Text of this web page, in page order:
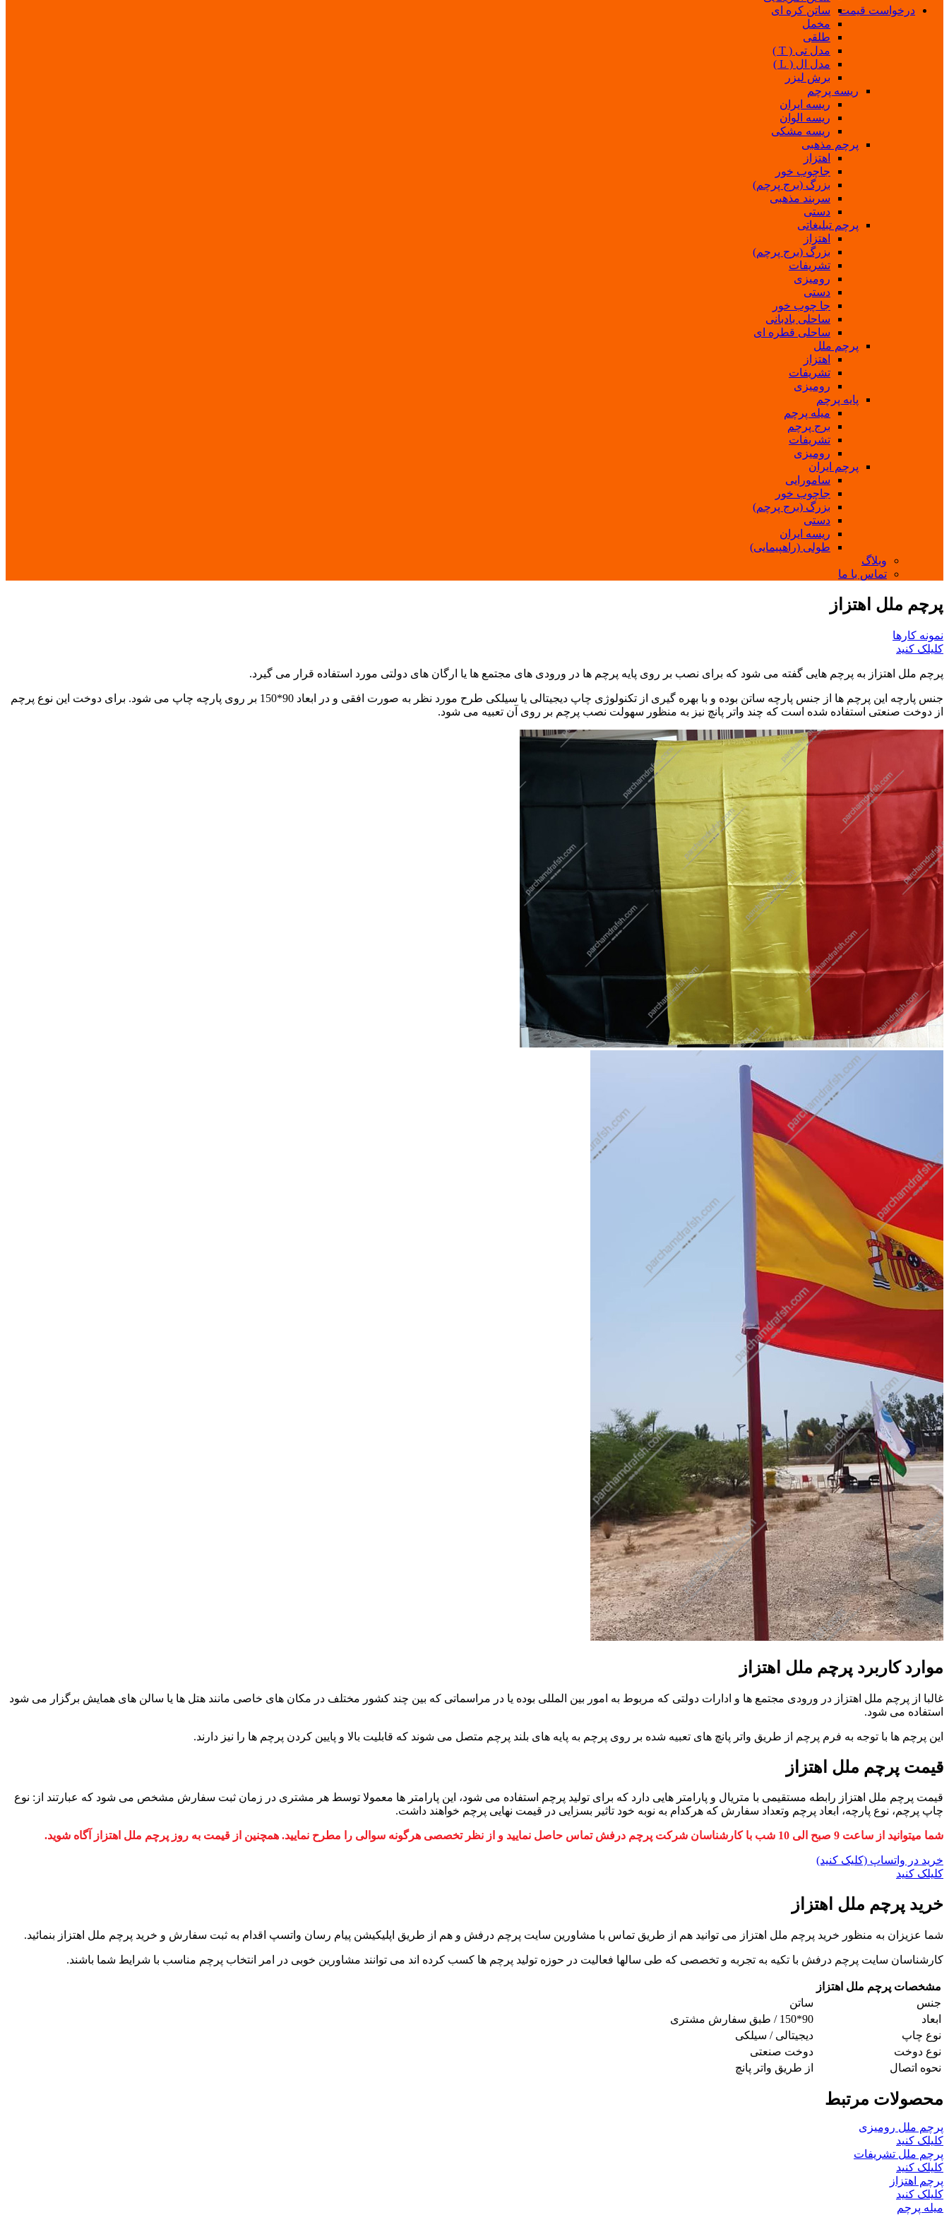
درخواست قیمت
ساتن کره ای
مخمل
طلقی
مدل تی ( T )
مدل ال ( L )
برش لیزر
ریسه پرچم
ریسه ایران
ریسه الوان
ریسه مشکی
پرچم مذهبی
اهتزاز
جاچوب خور
بزرگ (برج پرچم)
سربند مذهبی
دستی
پرچم تبلیغاتی
اهتزاز
بزرگ (برج پرچم)
تشریفات
رومیزی
دستی
جا چوب خور
ساحلی بادبانی
ساحلی قطره ای
پرچم ملل
اهتزاز
تشریفات
رومیزی
پایه پرچم
میله پرچم
برج پرچم
تشریفات
رومیزی
پرچم ایران
سامورایی
جاچوب خور
بزرگ (برج پرچم)
دستی
ریسه ایران
طولی (راهپیمایی)
وبلاگ
تماس با ما
پرچم ملل اهتزاز
نمونه کارها
کلیلک کنید
پرچم ملل اهتزاز به پرچم هایی گفته می شود که برای نصب بر روی پایه پرچم ها در ورودی های مجتمع ها یا ارگان های دولتی مورد استفاده قرار می گیرد.
جنس پارچه این پرچم ها از جنس پارچه ساتن بوده و با بهره گیری از تکنولوژی چاپ دیجیتالی یا سیلکی طرح مورد نظر به صورت افقی و در ابعاد 90*150 بر روی پارچه چاپ می شود. برای دوخت این نوع پرچم
از دوخت صنعتی استفاده شده است که چند واتر پانچ نیز به منظور سهولت نصب پرچم بر روی آن تعبیه می شود.
موارد کاربرد پرچم ملل اهتزاز
غالبا از پرچم ملل اهتزاز در ورودی مجتمع ها و ادارات دولتی که مربوط به امور بین المللی بوده یا در مراسماتی که بین چند کشور مختلف در مکان های خاصی مانند هتل ها یا سالن های همایش برگزار می شود
استفاده می شود.
این پرچم ها با توجه به فرم پرچم از طریق واتر پانچ های تعبیه شده بر روی پرچم به پایه های بلند پرچم متصل می شوند که قابلیت بالا و پایین کردن پرچم ها را نیز دارند.
قیمت پرچم ملل اهتزاز
قیمت پرچم ملل اهتزاز رابطه مستقیمی با متریال و پارامتر هایی دارد که برای تولید پرچم استفاده می شود، این پارامتر ها معمولا توسط هر مشتری در زمان ثبت سفارش مشخص می شود که عبارتند از: نوع
چاپ پرچم، نوع پارچه، ابعاد پرچم وتعداد سفارش که هرکدام به نوبه خود تاثیر بسزایی در قیمت نهایی پرچم خواهند داشت.
شما میتوانید از ساعت 9 صبح الی 10 شب با کارشناسان شرکت پرچم درفش تماس حاصل نمایید و از نظر تخصصی هرگونه سوالی را مطرح نمایید. همچنین از قیمت به روز پرچم ملل اهتزاز آگاه شوید.
خرید در واتساپ (کلیک کنید)
کلیلک کنید
خرید پرچم ملل اهتزاز
شما عزیزان به منظور خرید پرچم ملل اهتزاز می توانید هم از طریق تماس با مشاورین سایت پرچم درفش و هم از طریق اپلیکیشن پیام رسان واتسپ اقدام به ثبت سفارش و خرید پرچم ملل اهتزاز بنمائید.
کارشناسان سایت پرچم درفش با تکیه به تجربه و تخصصی که طی سالها فعالیت در حوزه تولید پرچم ها کسب کرده اند می توانند مشاورین خوبی در امر انتخاب پرچم مناسب با شرایط شما باشند.
مشخصات پرچم ملل اهتزاز
جنس
ساتن
ابعاد
90*150 / طبق سفارش مشتری
نوع چاپ
دیجیتالی / سیلکی
نوع دوخت
دوخت صنعتی
نحوه اتصال
از طریق واتر پانچ
محصولات مرتبط
پرچم ملل رومیزی
کلیلک کنید
پرچم ملل تشریفات
کلیلک کنید
پرچم اهتزاز
کلیلک کنید
میله پرچم